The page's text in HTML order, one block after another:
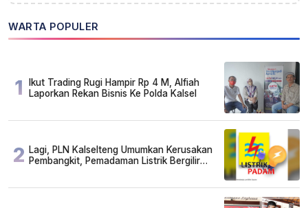
WARTA POPULER
1
Ikut Trading Rugi Hampir Rp 4 M, Alfiah
Laporkan Rekan Bisnis Ke Polda Kalsel
2 Lagi, PLN Kalselteng Umumkan Kerusakan
Pembangkit, Pemadaman Listrik Bergilir